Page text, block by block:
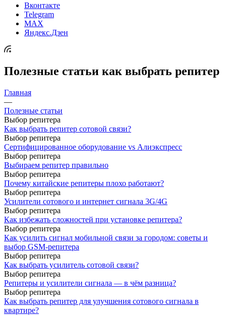
Вконтакте
Telegram
MAX
Яндекс.Дзен
Полезные статьи как выбрать репитер
Главная
—
Полезные статьи
Выбор репитера
Как выбрать репитер сотовой связи?
Выбор репитера
Сертифицированное оборудование vs Алиэкспресс
Выбор репитера
Выбираем репитер правильно
Выбор репитера
Почему китайские репитеры плохо работают?
Выбор репитера
Усилители сотового и интернет сигнала 3G/4G
Выбор репитера
Как избежать сложностей при установке репитера?
Выбор репитера
Как усилить сигнал мобильной связи за городом: советы и
выбор GSM-репитера
Выбор репитера
Как выбрать усилитель сотовой связи?
Выбор репитера
Репитеры и усилители сигнала — в чём разница?
Выбор репитера
Как выбрать репитер для улучшения сотового сигнала в
квартире?